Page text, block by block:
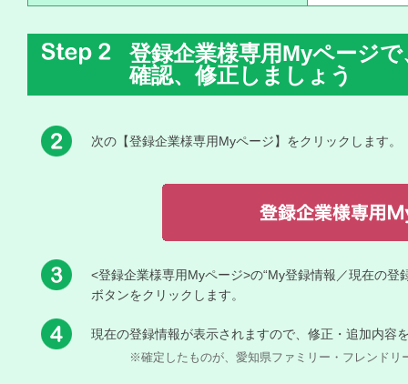
登録企業様専用Myページ
確認、修正しましょう
次の【登録企業様専用Myページ】をクリックします。
<登録企業様専用Myページ>の“My登録情報／現在の
ボタンをクリックします。
現在の登録情報が表示されますので、修正・追加内容
※確定したものが、愛知県ファミリー・フレンドリ